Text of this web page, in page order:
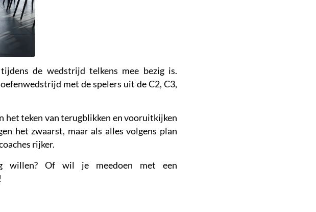
de wedstrijd telkens mee bezig is.
met de spelers uit de C2, C3,
het teken van terugblikken en vooruitkijken
het zwaarst, maar als alles volgens plan
rijker.
willen? Of wil je meedoen met een